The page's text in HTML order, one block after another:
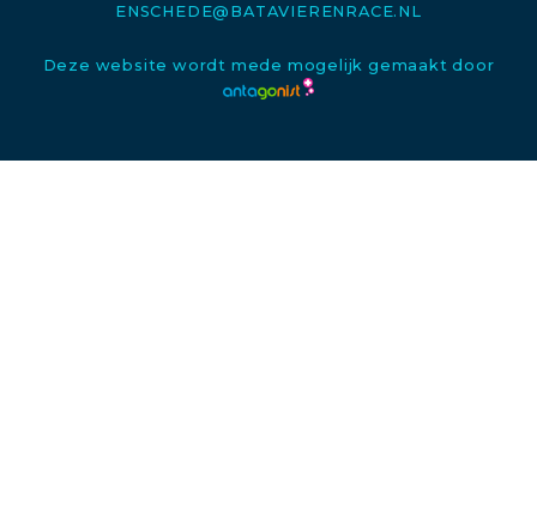
ENSCHEDE@BATAVIERENRACE.NL
Deze website wordt mede mogelijk gemaakt door